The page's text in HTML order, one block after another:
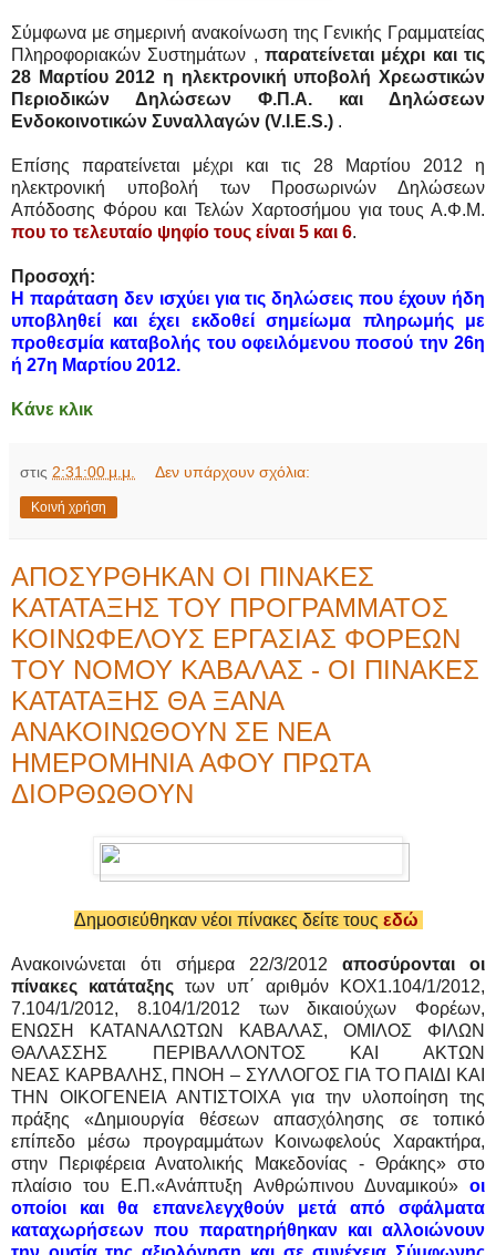
Σύμφωνα με σημερινή ανακοίνωση της Γενικής Γραμματείας
Πληροφοριακών Συστημάτων , παρατείνεται μέχρι και τις
28 Μαρτίου 2012 η ηλεκτρονική υποβολή Χρεωστικών
Περιοδικών Δηλώσεων Φ.Π.Α. και Δηλώσεων
Ενδοκοινοτικών Συναλλαγών (V.I.E.S.) .
Επίσης παρατείνεται μέχρι και τις 28 Μαρτίου 2012 η
ηλεκτρονική υποβολή των Προσωρινών Δηλώσεων
Απόδοσης Φόρου και Τελών Χαρτοσήμου για τους Α.Φ.Μ.
που το τελευταίο ψηφίο τους είναι 5 και 6.
Προσοχή:
Η παράταση δεν ισχύει για τις δηλώσεις που έχουν ήδη
υποβληθεί και έχει εκδοθεί σημείωμα πληρωμής με
προθεσμία καταβολής του οφειλόμενου ποσού την 26η
ή 27η Μαρτίου 2012.
Κάνε κλικ
στις 2:31:00 μ.μ. Δεν υπάρχουν σχόλια:
Κοινή χρήση
ΑΠΟΣΥΡΘΗΚΑΝ ΟΙ ΠΙΝΑΚΕΣ
ΚΑΤΑΤΑΞΗΣ ΤΟΥ ΠΡΟΓΡΑΜΜΑΤΟΣ
ΚΟΙΝΩΦΕΛΟΥΣ ΕΡΓΑΣΙΑΣ ΦΟΡΕΩΝ
ΤΟΥ ΝΟΜΟΥ ΚΑΒΑΛΑΣ - ΟΙ ΠΙΝΑΚΕΣ
ΚΑΤΑΤΑΞΗΣ ΘΑ ΞΑΝΑ
ΑΝΑΚΟΙΝΩΘΟΥΝ ΣΕ ΝΕΑ
ΗΜΕΡΟΜΗΝΙΑ ΑΦΟΥ ΠΡΩΤΑ
ΔΙΟΡΘΩΘΟΥΝ
Δημοσιεύθηκαν νέοι πίνακες δείτε τους εδώ
Ανακοινώνεται ότι σήμερα 22/3/2012 αποσύρονται οι
πίνακες κατάταξης των υπ΄ αριθμόν ΚΟΧ1.104/1/2012,
7.104/1/2012, 8.104/1/2012 των δικαιούχων Φορέων,
ΕΝΩΣΗ ΚΑΤΑΝΑΛΩΤΩΝ ΚΑΒΑΛΑΣ, ΟΜΙΛΟΣ ΦΙΛΩΝ
ΘΑΛΑΣΣΗΣ ΠΕΡΙΒΑΛΛΟΝΤΟΣ ΚΑΙ ΑΚΤΩΝ
ΝΕΑΣ ΚΑΡΒΑΛΗΣ, ΠΝΟΗ – ΣΥΛΛΟΓΟΣ ΓΙΑ ΤΟ ΠΑΙΔΙ ΚΑΙ
ΤΗΝ ΟΙΚΟΓΕΝΕΙΑ ΑΝΤΙΣΤΟΙΧΑ για την υλοποίηση της
πράξης «Δημιουργία θέσεων απασχόλησης σε τοπικό
επίπεδο μέσω προγραμμάτων Κοινωφελούς Χαρακτήρα,
στην Περιφέρεια Ανατολικής Μακεδονίας - Θράκης» στο
πλαίσιο του Ε.Π.«Ανάπτυξη Ανθρώπινου Δυναμικού» οι
οποίοι και θα επανελεγχθούν μετά από σφάλματα
καταχωρήσεων που παρατηρήθηκαν και αλλοιώνουν